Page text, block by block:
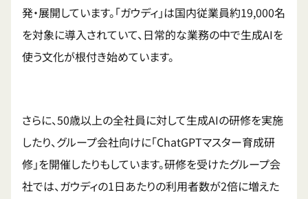
発・展開しています。「ガウディ」は国内従業員約19,000名
を対象に導入されていて、日常的な業務の中で生成AIを
使う文化が根付き始めています。
さらに、50歳以上の全社員に対して生成AIの研修を実施
したり、グループ会社向けに「ChatGPTマスター育成研
修」を開催したりもしています。研修を受けたグループ会
社では、ガウディの1日あたりの利用者数が2倍に増えた